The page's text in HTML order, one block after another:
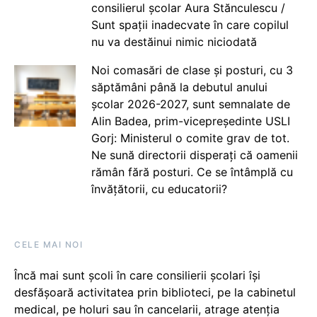
consilierul școlar Aura Stănculescu /
Sunt spații inadecvate în care copilul
nu va destăinui nimic niciodată
Noi comasări de clase și posturi, cu 3
săptămâni până la debutul anului
școlar 2026-2027, sunt semnalate de
Alin Badea, prim-vicepreședinte USLI
Gorj: Ministerul o comite grav de tot.
Ne sună directorii disperați că oamenii
rămân fără posturi. Ce se întâmplă cu
învățătorii, cu educatorii?
CELE MAI NOI
Încă mai sunt școli în care consilierii școlari își
desfășoară activitatea prin biblioteci, pe la cabinetul
medical, pe holuri sau în cancelarii, atrage atenția